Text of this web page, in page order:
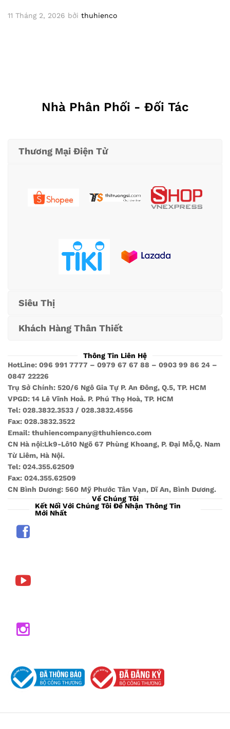
11 Tháng 2, 2026 bởi thuhienco
Nhà Phân Phối - Đối Tác
Thương Mại Điện Tử
Siêu Thị
Khách Hàng Thân Thiết
Thông Tin Liên Hệ
HotLine: 096 991 7777 – 0979 67 67 88 – 0903 99 86 24 –
0847 22226
Trụ Sở Chính: 520/6 Ngô Gia Tự P. An Đông, Q.5, TP. HCM
VPGD: 14 Lê Vĩnh Hoả. P. Phú Thọ Hoà, TP. HCM
Tel: 028.3832.3533 / 028.3832.4556
Fax: 028.3832.3522
Email: thuhiencompany@thuhienco.com
CN Hà nội:Lk9-Lô10 Ngõ 67 Phùng Khoang, P. Đại Mỗ,Q. Nam
Từ Liêm, Hà Nội.
Tel: 024.355.62509
Fax: 024.355.62509
CN Bình Dương: 560 Mỹ Phước Tân Vạn, Dĩ An, Bình Dương.
Về Chúng Tôi
Kết Nối Với Chúng Tôi Để Nhận Thông Tin
Mới Nhất